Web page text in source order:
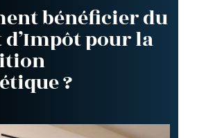
bénéficier du
pour la
?